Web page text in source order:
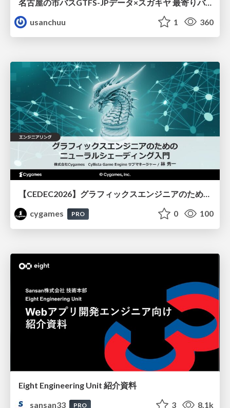
名古屋の市バスGTFS-JPデータ×スガキヤ 最寄りバス停検索をAmazon ElastiCache Serverless for Valkeyで最適化する
usanchuu
1 360
【CEDEC2026】グラフィックスエンジニアのためのニューラルシェーディング入門
cygames
PRO 0 100
Eight Engineering Unit 紹介資料
sansan33
PRO 3 8.1k